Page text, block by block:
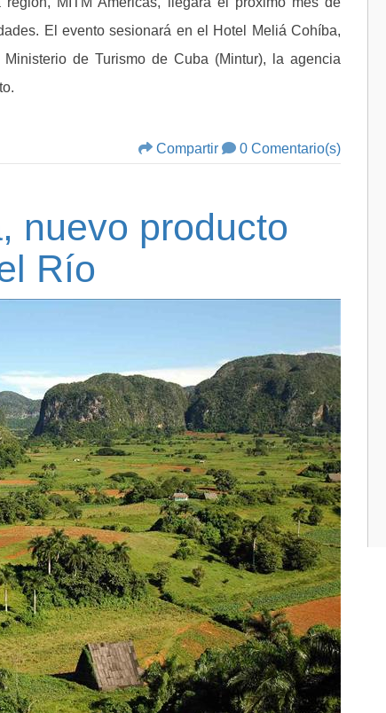
El evento sesionará en el Hotel Meliá Cohíba,
de Turismo de Cuba (Mintur), la agencia
Compartir 0 Comentario(s)
nuevo producto
Río